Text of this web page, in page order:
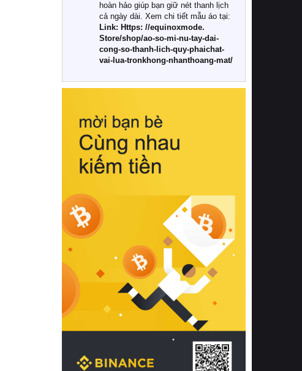
Khác với các dòng sản phẩm thông
thường, những bộ chăn ga gối đệm
cao cấp trải qua quy trình sản xuất
nghiêm ngặt từ khâu chọn lọc nguyên
liệu tự nhiên đến công nghệ dệt
nhuộm hiện đại không chứa hóa chất
này, bạn sẽ cảm nhận rõ rệt sự khác
hồi chuẩn xác của phần đệm nâng đỡ
cột sống.
Bên cạnh đó, việc lựa chọn các dòng
sản phẩm đạt chuẩn chất lượng quốc
tế còn giúp ngăn ngừa tình trạng kích
khuẩn và nấm mốc trong điều kiện
thời tiết nóng ẩm. Bạn có thể tìm hiểu
thêm các nghiên cứu khoa học về tác
động của giấc ngủ và môi trường
phòng ngủ đối với sức khỏe con
người tại Sleep Foundation (External
Link) để có cái nhìn toàn diện hơn.
2. Các tiêu chí vàng khi lựa chọn
chăn ga gối đệm cao cấp cho phòng
ngủ
Để sở hữu một bộ chăn ga gối đệm
cao cấp hoàn hảo cả về thẩm mỹ lẫn
công năng, người tiêu dùng cần cân
nhắc kỹ lưỡng các tiêu chí quan trọng
hoàn hảo giúp bạn giữ nét thanh lịch
cả ngày dài. Xem chi tiết mẫu áo tại:
Link: Https: //equinoxmode.
Store/shop/ao-so-mi-nu-tay-dai-
cong-so-thanh-lich-quy-phaichat-
vai-lua-tronkhong-nhanthoang-mat/